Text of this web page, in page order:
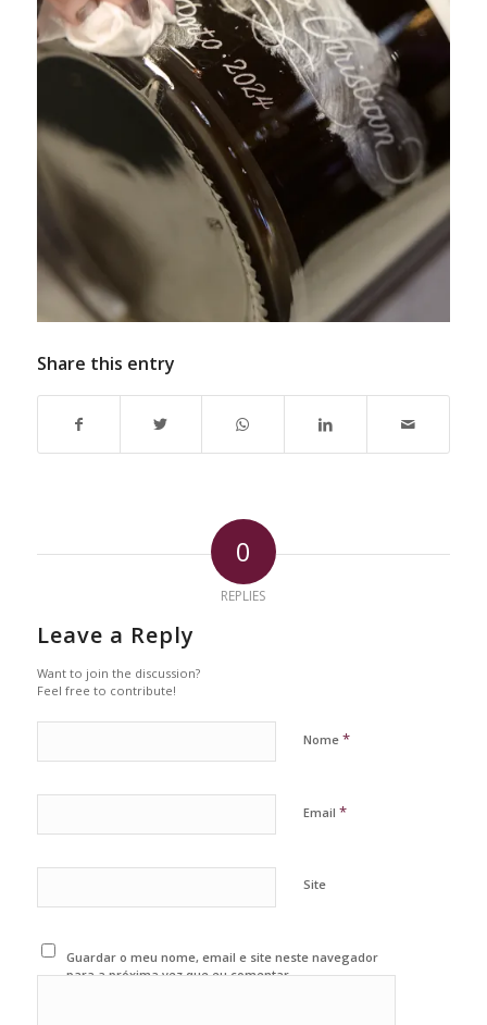
Share this entry
0
REPLIES
Leave a Reply
Want to join the discussion?
Feel free to contribute!
Nome *
Email *
Site
Guardar o meu nome, email e site neste navegador
para a próxima vez que eu comentar.